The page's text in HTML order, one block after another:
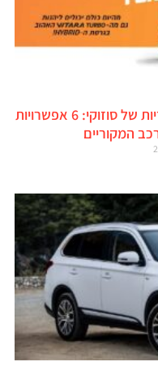
הוצג הסדר פשרה בפרשת ההיברידיות של סוזוקי: 6 אפשרויות
המקוריים